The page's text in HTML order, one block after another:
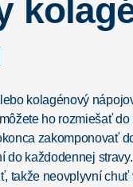
kolagénový
ho rozmiešať
zakomponovať
do každodennej
takže neovplyvní